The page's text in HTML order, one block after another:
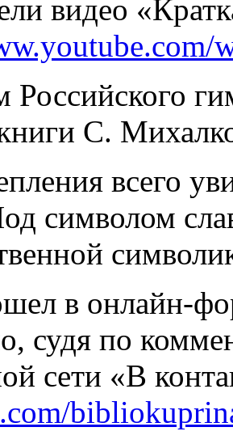
видео
Российского
С.
всего
символом
в онлайн-
судя по
сети «В